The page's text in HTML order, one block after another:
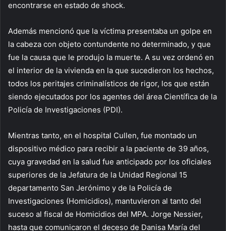
encontrarse en estado de shock.
Además mencionó que la víctima presentaba un golpe en
la cabeza con objeto contundente no determinado, y que
fue la causa que le produjo la muerte. A su vez ordenó en
el interior de la vivienda en la que sucedieron los hechos,
todos los peritajes criminalísticos de rigor, los que están
siendo ejecutados por los agentes del área Científica de la
Policía de Investigaciones (PDI).
Mientras tanto, en el hospital Cullen, fue montado un
dispositivo médico para recibir a la paciente de 39 años,
cuya gravedad en la salud fue anticipado por los oficiales
superiores de la Jefatura de la Unidad Regional 15
departamento San Jerónimo y de la Policía de
Investigaciones (Homicidios), mantuvieron al tanto del
suceso al fiscal de Homicidios del MPA. Jorge Nessier,
hasta que comunicaron el deceso de Danisa María del